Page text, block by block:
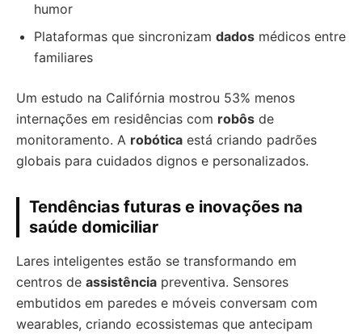
humor
Plataformas que sincronizam dados médicos entre
familiares
Um estudo na Califórnia mostrou 53% menos
internações em residências com robôs de
monitoramento. A robótica está criando padrões
globais para cuidados dignos e personalizados.
Tendências futuras e inovações na
saúde domiciliar
Lares inteligentes estão se transformando em
centros de assistência preventiva. Sensores
embutidos em paredes e móveis conversam com
wearables, criando ecossistemas que antecipam